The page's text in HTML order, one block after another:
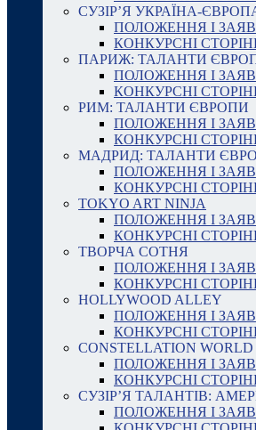
СУЗІР’Я УКРАЇНА-
ПОЛОЖЕННЯ І
КОНКУРСНІ
ПАРИЖ: ТАЛАНТИ
ПОЛОЖЕННЯ І
КОНКУРСНІ
РИМ: ТАЛАНТИ ЄВРОПИ
ПОЛОЖЕННЯ І
КОНКУРСНІ
МАДРИД: ТАЛАНТИ
ПОЛОЖЕННЯ І
КОНКУРСНІ
TOKYO ART NINJA
ПОЛОЖЕННЯ І
КОНКУРСНІ
ТВОРЧА СОТНЯ
ПОЛОЖЕННЯ І
КОНКУРСНІ
HOLLYWOOD ALLEY
ПОЛОЖЕННЯ І
КОНКУРСНІ
CONSTELLATION WORLD
ПОЛОЖЕННЯ І
КОНКУРСНІ
СУЗІР’Я ТАЛАНТІВ:
ПОЛОЖЕННЯ І